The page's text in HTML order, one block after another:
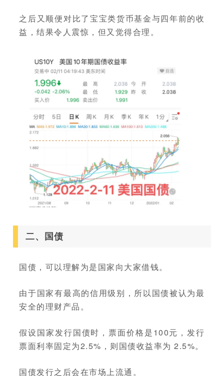
之后又顺便对比了宝宝类货币基金与四年前的收
益，结果令人震惊，但又觉得合理。
二、国债
国债，可以理解为是国家向大家借钱。
由于国家有最高的信用级别，所以国债被认为最
安全的理财产品。
假设国家发行国债时，票面价格是100元，发行
票面利率固定为2.5%，则国债收益率为 2.5%。
国债发行之后会在市场上流通。